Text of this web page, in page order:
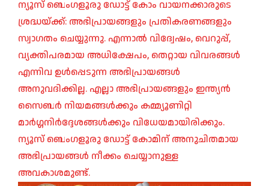
ന്യൂസ് ബെംഗളൂരു ഡോട്ട് കോം വായനക്കാരുടെ
ശ്രദ്ധയ്ക്ക്: അഭിപ്രായങ്ങളും പ്രതികരണങ്ങളും
സ്വാഗതം ചെയ്യുന്നു. എന്നാൽ വിദ്വേഷം, വെറുപ്പ്,
വ്യക്തിപരമായ അധിക്ഷേപം, തെറ്റായ വിവരങ്ങൾ
എന്നിവ ഉൾപ്പെടുന്ന അഭിപ്രായങ്ങൾ
അനുവദിക്കില്ല. എല്ലാ അഭിപ്രായങ്ങളും ഇന്ത്യൻ
സൈബർ നിയമങ്ങൾക്കും കമ്മ്യൂണിറ്റി
മാർഗ്ഗനിർദ്ദേശങ്ങൾക്കും വിധേയമായിരിക്കും.
ന്യൂസ് ബെംഗളൂരു ഡോട്ട് കോമിന് അനുചിതമായ
അഭിപ്രായങ്ങൾ നീക്കം ചെയ്യാനുള്ള
അവകാശമുണ്ട്.